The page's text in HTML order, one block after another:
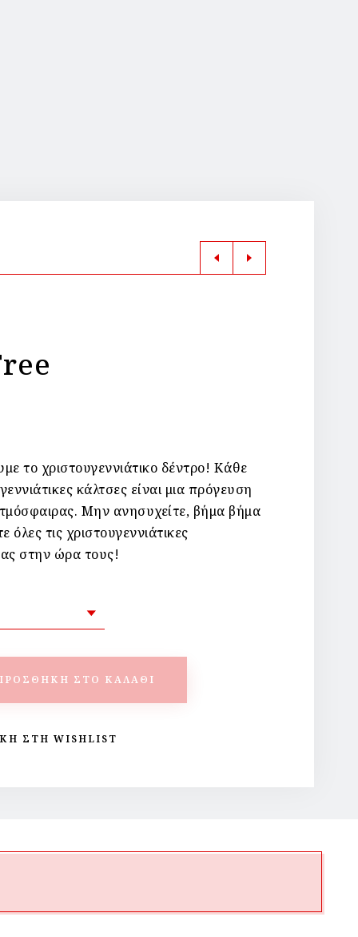
το χριστουγεννιάτικο δέντρο! Κάθε
κάλτσες είναι μια πρόγευση
Μην ανησυχείτε, βήμα βήμα
τις χριστουγεννιάτικες
στην ώρα τους!
ΣΤΟ ΚΑΛΆΘΙ
ΣΤΗ WISHLIST